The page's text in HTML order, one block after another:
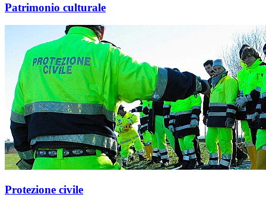
Patrimonio culturale
Protezione civile